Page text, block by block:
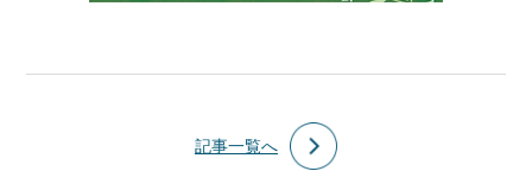
記事一覧へ